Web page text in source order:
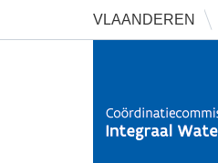
VLAANDEREN